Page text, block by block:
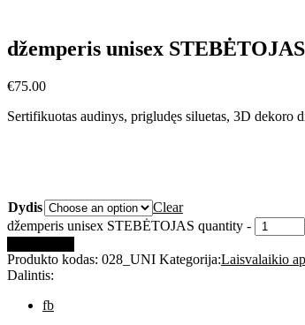
džemperis unisex STEBĖTOJAS
€75.00
Sertifikuotas audinys, prigludęs siluetas, 3D dekoro
Dydis
Clear
džemperis unisex STEBĖTOJAS quantity -
Produkto kodas: 028_UNI Kategorija:Laisvalaikio
Dalintis:
fb